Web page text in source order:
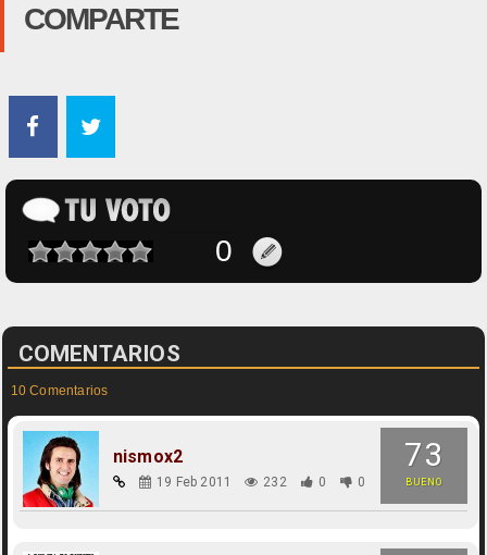
COMPARTE
COMENTARIOS
10 Comentarios
73
BUENO
nismox2
19 Feb 2011 232 0 0